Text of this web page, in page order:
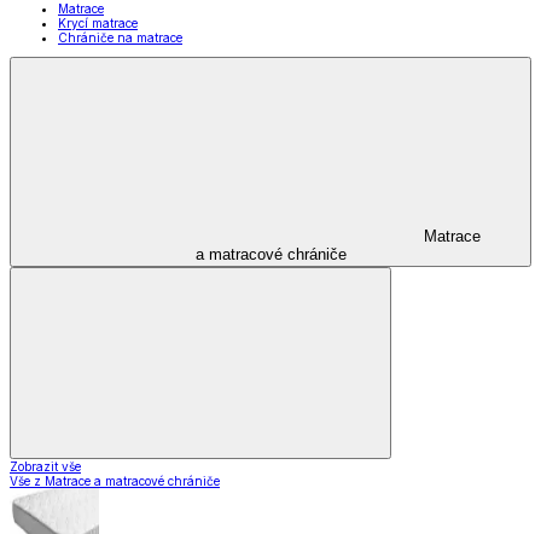
Matrace
Krycí matrace
Chrániče na matrace
Matrace
a matracové chrániče
Zobrazit vše
Vše z Matrace a matracové chrániče